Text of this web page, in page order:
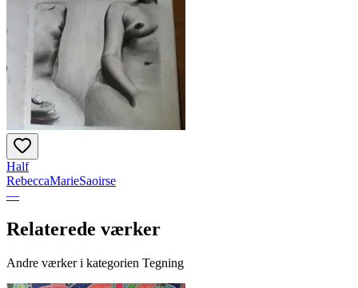
Half
RebeccaMarieSaoirse
—
Relaterede værker
Andre værker i kategorien Tegning